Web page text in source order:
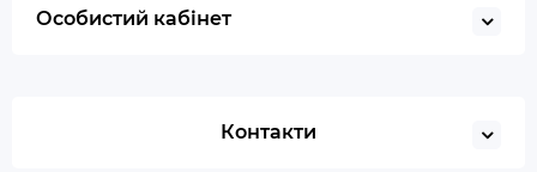
Особистий кабінет
Контакти